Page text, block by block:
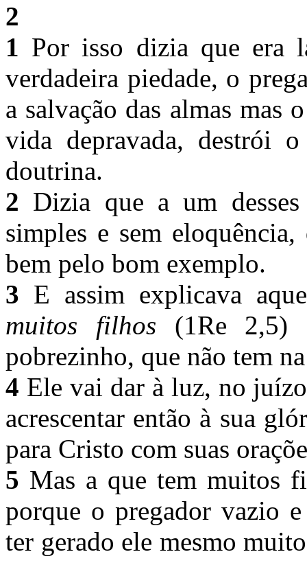
2
1 Por isso dizia que era
verdadeira piedade, o
a salvação das almas
vida depravada, destrói
doutrina.
2 Dizia que a um
simples e sem
bem pelo bom exemplo.
3 E assim explicava
muitos filhos (1Re 2,5)
pobrezinho, que não tem
4 Ele vai dar à luz, no
acrescentar então à sua
para Cristo com suas
5 Mas a que tem muitos
porque o pregador vazio
ter gerado ele mesmo